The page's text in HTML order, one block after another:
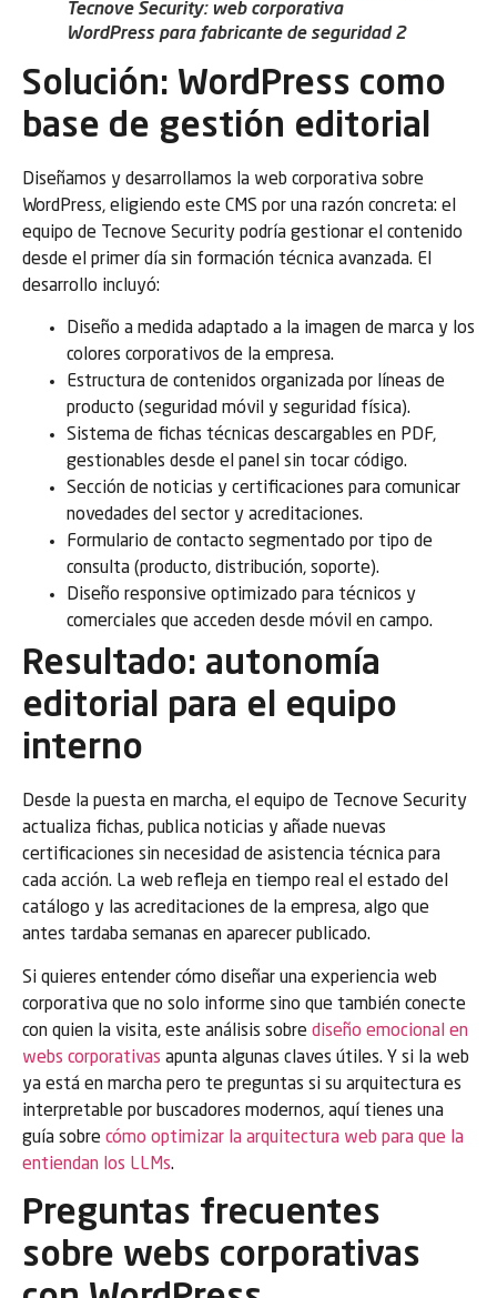
Tecnove Security: web corporativa
WordPress para fabricante de seguridad 2
Solución: WordPress como
base de gestión editorial
Diseñamos y desarrollamos la web corporativa sobre
WordPress, eligiendo este CMS por una razón concreta: el
equipo de Tecnove Security podría gestionar el contenido
desde el primer día sin formación técnica avanzada. El
desarrollo incluyó:
Diseño a medida adaptado a la imagen de marca y los
colores corporativos de la empresa.
Estructura de contenidos organizada por líneas de
producto (seguridad móvil y seguridad física).
Sistema de fichas técnicas descargables en PDF,
gestionables desde el panel sin tocar código.
Sección de noticias y certificaciones para comunicar
novedades del sector y acreditaciones.
Formulario de contacto segmentado por tipo de
consulta (producto, distribución, soporte).
Diseño responsive optimizado para técnicos y
comerciales que acceden desde móvil en campo.
Resultado: autonomía
editorial para el equipo
interno
Desde la puesta en marcha, el equipo de Tecnove Security
actualiza fichas, publica noticias y añade nuevas
certificaciones sin necesidad de asistencia técnica para
cada acción. La web refleja en tiempo real el estado del
catálogo y las acreditaciones de la empresa, algo que
antes tardaba semanas en aparecer publicado.
Si quieres entender cómo diseñar una experiencia web
corporativa que no solo informe sino que también conecte
con quien la visita, este análisis sobre diseño emocional en
webs corporativas apunta algunas claves útiles. Y si la web
ya está en marcha pero te preguntas si su arquitectura es
interpretable por buscadores modernos, aquí tienes una
guía sobre cómo optimizar la arquitectura web para que la
entiendan los LLMs.
Preguntas frecuentes
sobre webs corporativas